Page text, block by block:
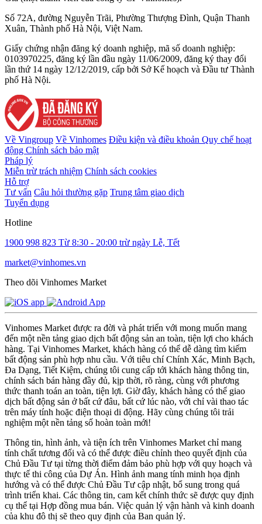
Số 72A, đường Nguyễn Trãi, Phường Thượng Đình, Quận Thanh
Xuân, Thành phố Hà Nội, Việt Nam.
Giấy chứng nhận đăng ký doanh nghiệp, mã số doanh nghiệp:
0103970225, đăng ký lần đầu ngày 11/06/2009, đăng ký thay đổi
lần thứ 14 ngày 12/12/2019, cấp bởi Sở Kế hoạch và Đầu tư Thành
phố Hà Nội.
Về Vingroup Về Vinhomes Điều kiện và điều khoản Quy chế hoạt
động Chính sách bảo mật
Pháp lý
Miễn trừ trách nhiệm Chính sách cookies
Hỗ trợ
Tư vấn Câu hỏi thường gặp Trung tâm giao dịch
Tuyển dụng
Hotline
1900 998 823 Từ 8:30 - 20:00 trừ ngày Lễ, Tết
market@vinhomes.vn
Theo dõi Vinhomes Market
Vinhomes Market được ra đời và phát triển với mong muốn mang
đến một nền tảng giao dịch bất động sản an toàn, tiện lợi cho khách
hàng. Tại Vinhomes Market, khách hàng có thể dễ dàng tìm kiếm
bất động sản phù hợp nhu cầu. Với tiêu chí Chính Xác, Minh Bạch,
Đa Dạng, Tiết Kiệm, chúng tôi cung cấp tới khách hàng thông tin,
chính sách bán hàng đầy đủ, kịp thời, rõ ràng, cùng với phương
thức thanh toán an toàn, tiện lợi. Giờ đây, khách hàng có thể giao
dịch bất động sản ở bất cứ đâu, bất cứ lúc nào, với chỉ vài thao tác
trên máy tính hoặc điện thoại di động. Hãy cùng chúng tôi trải
nghiệm một nền tảng số hoàn toàn mới!
Thông tin, hình ảnh, và tiện ích trên Vinhomes Market chỉ mang
tính chất tương đối và có thể được điều chỉnh theo quyết định của
Chủ Đầu Tư tại từng thời điểm đảm bảo phù hợp với quy hoạch và
thực tế thi công của Dự Án. Hình ảnh mang tính minh họa định
hướng và có thể được Chủ Đầu Tư cập nhật, bổ sung trong quá
trình triển khai. Các thông tin, cam kết chính thức sẽ được quy định
cụ thể tại Hợp đồng mua bán. Việc quản lý vận hành và kinh doanh
của khu đô thị sẽ theo quy định của Ban quản lý.